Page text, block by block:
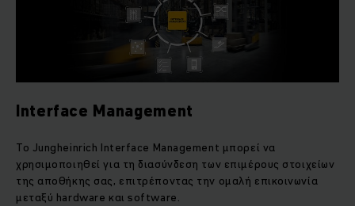
Interface Management
Το Jungheinrich Interface Management μπορεί να
χρησιμοποιηθεί για τη διασύνδεση των επιμέρους στοιχείων
της αποθήκης σας, επιτρέποντας την ομαλή επικοινωνία
μεταξύ hardware και software.